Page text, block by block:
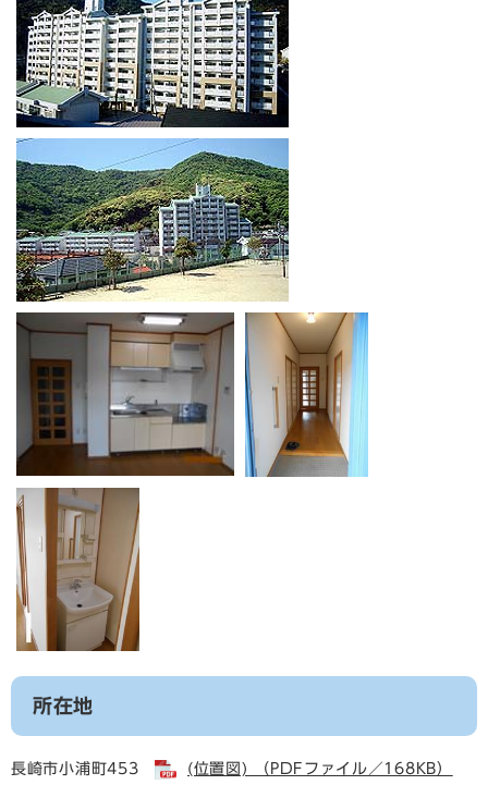
所在地
長崎市小浦町453 (位置図) （PDFファイル／168KB）